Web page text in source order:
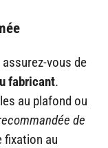
vous de
fabricant.
au plafond ou
de
fixation au